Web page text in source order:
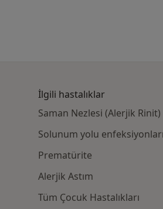
İlgili hastalıklar
Saman Nezlesi (Alerjik Rinit)
Solunum yolu enfeksiyonları
Prematürite
Alerjik Astım
Tüm Çocuk Hastalıkları